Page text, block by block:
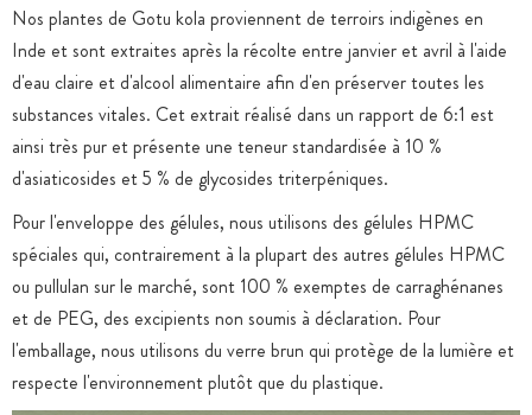
Nos plantes de Gotu kola proviennent de terroirs indigènes en
Inde et sont extraites après la récolte entre janvier et avril à l'aide
d'eau claire et d'alcool alimentaire afin d'en préserver toutes les
substances vitales. Cet extrait réalisé dans un rapport de 6:1 est
ainsi très pur et présente une teneur standardisée à 10 %
d'asiaticosides et 5 % de glycosides triterpéniques.
Pour l'enveloppe des gélules, nous utilisons des gélules HPMC
spéciales qui, contrairement à la plupart des autres gélules HPMC
ou pullulan sur le marché, sont 100 % exemptes de carraghénanes
et de PEG, des excipients non soumis à déclaration. Pour
l'emballage, nous utilisons du verre brun qui protège de la lumière et
respecte l'environnement plutôt que du plastique.